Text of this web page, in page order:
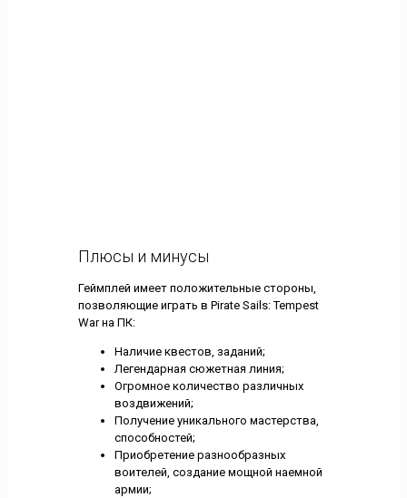
Плюсы и минусы
Геймплей имеет положительные стороны,
позволяющие играть в Pirate Sails: Tempest
War на ПК:
Наличие квестов, заданий;
Легендарная сюжетная линия;
Огромное количество различных
воздвижений;
Получение уникального мастерства,
способностей;
Приобретение разнообразных
воителей, создание мощной наемной
армии;